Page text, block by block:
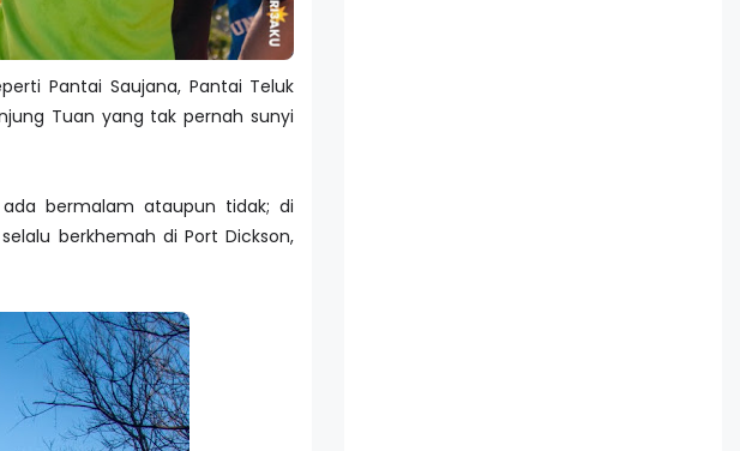
Pantai Saujana, Pantai Teluk
Tuan yang tak pernah sunyi
bermalam ataupun tidak; di
berkhemah di Port Dickson,